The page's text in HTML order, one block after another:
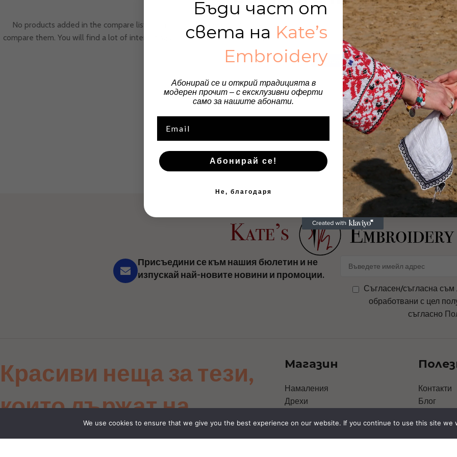
No products added in the compare list. You must add some products to
compare them. You will find a lot of interesting products on our "Shop" page.
Return to shop
Присъедини се към нашия бюлетин и не
изпускай най-новите новини и промоции.
Съгласен/съгласна
обработвани с цел
съгласно
Красиви неща за тези,
които държат на
детайла
Магазин
Намаления
Дрехи
Аксесоари
Шапки
Контакти
Блог
Политика
Политика
We use cookies to ensure that we give you the best experience on our website. If you continue to use this site we
Бъди част от
света на Kate’s
Embroidery
Абонирай се и открий традицията в
модерен прочит – с ексклузивни оферти
само за нашите абонати.
Абонирай се!
Не, благодаря